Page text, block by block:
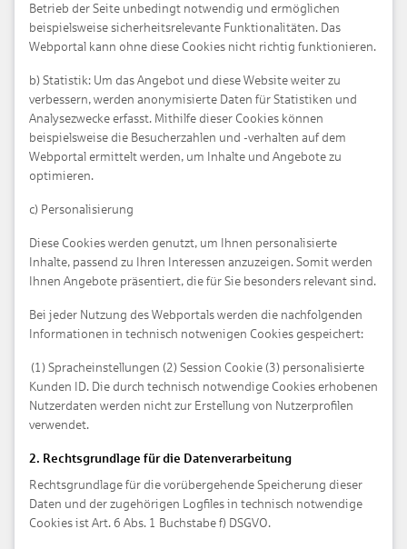
Betrieb der Seite unbedingt notwendig und ermöglichen
beispielsweise sicherheitsrelevante Funktionalitäten. Das
Webportal kann ohne diese Cookies nicht richtig funktionieren.
b) Statistik: Um das Angebot und diese Website weiter zu
verbessern, werden anonymisierte Daten für Statistiken und
Analysezwecke erfasst. Mithilfe dieser Cookies können
beispielsweise die Besucherzahlen und -verhalten auf dem
Webportal ermittelt werden, um Inhalte und Angebote zu
optimieren.
c) Personalisierung
Diese Cookies werden genutzt, um Ihnen personalisierte
Inhalte, passend zu Ihren Interessen anzuzeigen. Somit werden
Ihnen Angebote präsentiert, die für Sie besonders relevant sind.
Bei jeder Nutzung des Webportals werden die nachfolgenden
Informationen in technisch notwenigen Cookies gespeichert:
(1) Spracheinstellungen (2) Session Cookie (3) personalisierte
Kunden ID. Die durch technisch notwendige Cookies erhobenen
Nutzerdaten werden nicht zur Erstellung von Nutzerprofilen
verwendet.
2. Rechtsgrundlage für die Datenverarbeitung
Rechtsgrundlage für die vorübergehende Speicherung dieser
Daten und der zugehörigen Logfiles in technisch notwendige
Cookies ist Art. 6 Abs. 1 Buchstabe f) DSGVO.